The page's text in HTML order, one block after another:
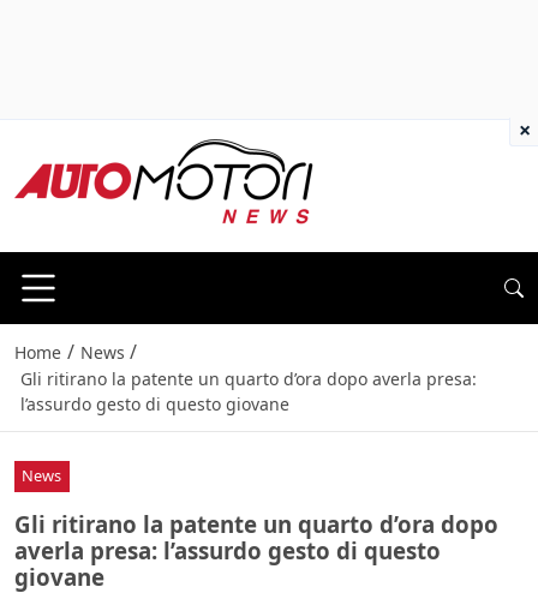
Home / News /
Gli ritirano la patente un quarto d’ora dopo averla presa:
l’assurdo gesto di questo giovane
News
Gli ritirano la patente un quarto d’ora dopo
averla presa: l’assurdo gesto di questo
giovane
×